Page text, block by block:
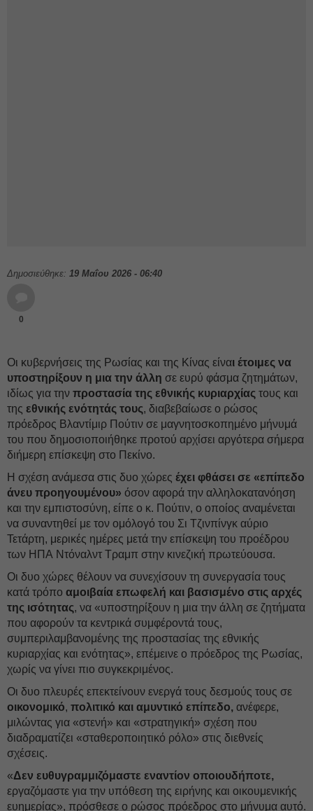
Δημοσιεύθηκε: 19 Μαΐου 2026 - 06:40
0
Οι κυβερνήσεις της Ρωσίας και της Κίνας είναι έτοιμες να
υποστηρίξουν η μια την άλλη σε ευρύ φάσμα ζητημάτων,
ιδίως για την προστασία της εθνικής κυριαρχίας τους και
της εθνικής ενότητάς τους, διαβεβαίωσε ο ρώσος
πρόεδρος Βλαντίμιρ Πούτιν σε μαγνητοσκοπημένο μήνυμά
του που δημοσιοποιήθηκε προτού αρχίσει αργότερα σήμερα
διήμερη επίσκεψη στο Πεκίνο.
Η σχέση ανάμεσα στις δυο χώρες έχει φθάσει σε «επίπεδο
άνευ προηγουμένου» όσον αφορά την αλληλοκατανόηση
και την εμπιστοσύνη, είπε ο κ. Πούτιν, ο οποίος αναμένεται
να συναντηθεί με τον ομόλογό του Σι Τζινπίνγκ αύριο
Τετάρτη, μερικές ημέρες μετά την επίσκεψη του προέδρου
των ΗΠΑ Ντόναλντ Τραμπ στην κινεζική πρωτεύουσα.
Οι δυο χώρες θέλουν να συνεχίσουν τη συνεργασία τους
κατά τρόπο αμοιβαία επωφελή και βασισμένο στις αρχές
της ισότητας, να «υποστηρίξουν η μια την άλλη σε ζητήματα
που αφορούν τα κεντρικά συμφέροντά τους,
συμπεριλαμβανομένης της προστασίας της εθνικής
κυριαρχίας και ενότητας», επέμεινε ο πρόεδρος της Ρωσίας,
χωρίς να γίνει πιο συγκεκριμένος.
Οι δυο πλευρές επεκτείνουν ενεργά τους δεσμούς τους σε
οικονομικό, πολιτικό και αμυντικό επίπεδο, ανέφερε,
μιλώντας για «στενή» και «στρατηγική» σχέση που
διαδραματίζει «σταθεροποιητικό ρόλο» στις διεθνείς
σχέσεις.
«Δεν ευθυγραμμιζόμαστε εναντίον οποιουδήποτε,
εργαζόμαστε για την υπόθεση της ειρήνης και οικουμενικής
ευημερίας», πρόσθεσε ο ρώσος πρόεδρος στο μήνυμα αυτό.